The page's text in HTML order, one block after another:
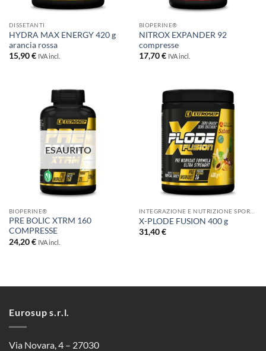
DISSETANTI
HYDRA MAX ENERGY 420 g
arancia rossa
15,90€ IVA incl.
BIOPERINE®
NITROX EXPANDER 92
compresse
17,70€ IVA incl.
ESAURITO
BIOPERINE®
PRE BOLIC XTRM 160
COMPRESSE
24,20€ IVA incl.
X-PLODE FUSION 400 g
31,40€
Eurosup s.r.l.
Via Novara, 4 – 27030